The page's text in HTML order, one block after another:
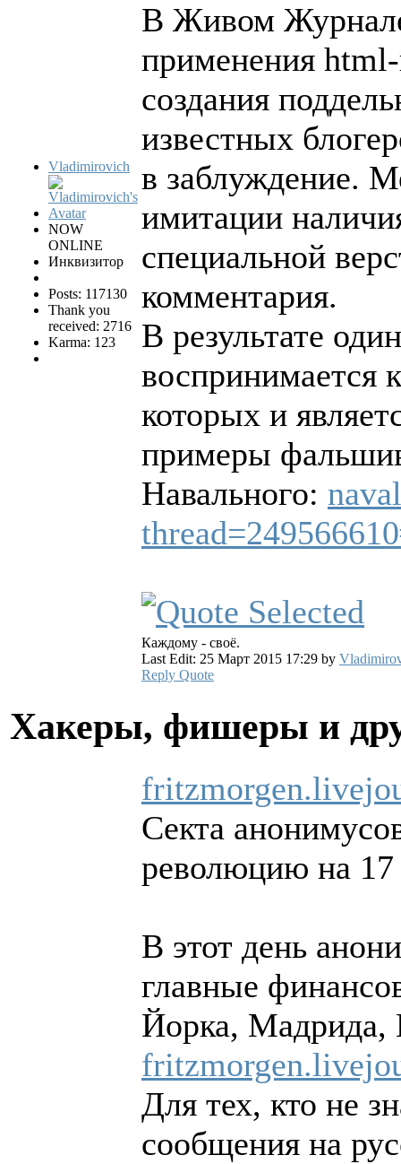
Vladimirovich
NOW
ONLINE
Инквизитор
Posts: 117130
Thank you
received: 2716
Karma: 123
В Живом
применения
создания
известных
в заблуждение.
имитации
специальной
комментария.
В результате
воспринимается
которых и
примеры
Навального:
Каждому - своё.
Last Edit: 25 Март 2015 17:29 by
Reply Quote
Хакеры, фишеры и
Секта
революцию на 17
В этот день
главные
Йорка, Мадрида,
Для тех, кто не
сообщения на